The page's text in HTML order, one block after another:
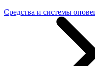
Средства и системы